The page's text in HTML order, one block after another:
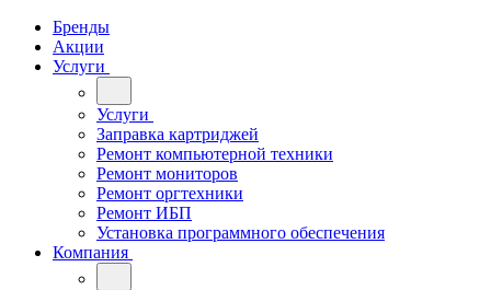
Бренды
Акции
Услуги
Услуги
Заправка картриджей
Ремонт компьютерной техники
Ремонт мониторов
Ремонт оргтехники
Ремонт ИБП
Установка программного обеспечения
Компания